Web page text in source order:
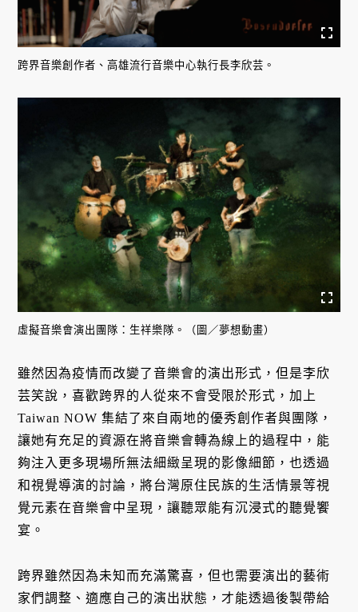
跨界音樂創作者、高雄流行音樂中心執行長李欣芸。
虛擬音樂會演出團隊：生祥樂隊。（圖／夢想動畫）
雖然因為疫情而改變了音樂會的演出形式，但是李欣
芸笑說，喜歡跨界的人從來不會受限於形式，加上
Taiwan NOW 集結了來自兩地的優秀創作者與團隊，
讓她有充足的資源在將音樂會轉為線上的過程中，能
夠注入更多現場所無法細緻呈現的影像細節，也透過
和視覺導演的討論，將台灣原住民族的生活情景等視
覺元素在音樂會中呈現，讓聽眾能有沉浸式的聽覺饗
宴。
跨界雖然因為未知而充滿驚喜，但也需要演出的藝術
家們調整、適應自己的演出狀態，才能透過後製帶給